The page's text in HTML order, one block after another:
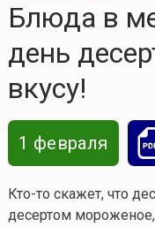
Блюда в
день
вкусу!
1 февраля
Кто-то скажет, что
десертом мороженое,